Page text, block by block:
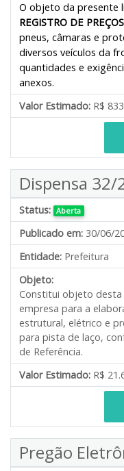
O objeto da presente
REGISTRO DE PREÇOS
pneus, câmaras e
diversos veículos da
quantidades e
anexos.
Valor Estimado: R$
Dispensa 32/
Status: Aberta
Publicado em: 30/06/
Entidade: Prefeitura
Objeto:
Constitui objeto desta
empresa para a
estrutural, elétrico e
para pista de laço,
de Referência.
Valor Estimado: R$
Pregão